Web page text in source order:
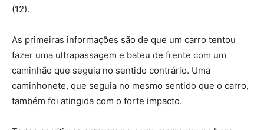
(12).
As primeiras informações são de que um carro tentou
fazer uma ultrapassagem e bateu de frente com um
caminhão que seguia no sentido contrário. Uma
caminhonete, que seguia no mesmo sentido que o carro,
também foi atingida com o forte impacto.